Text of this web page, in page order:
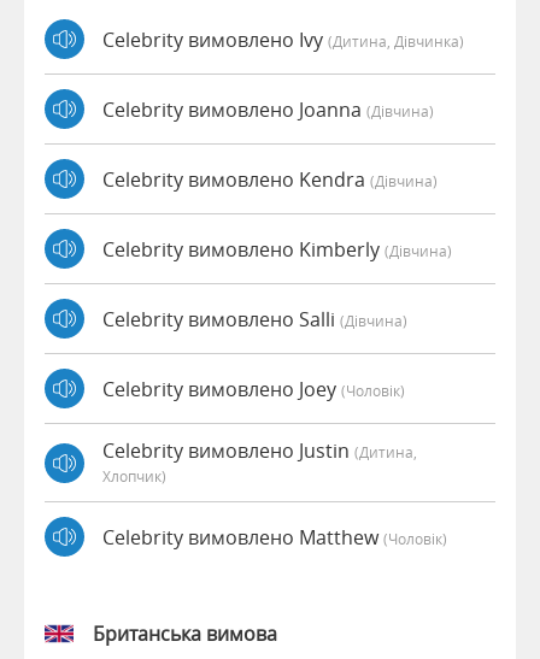
Celebrity вимовлено Ivy (дитина, Дівчинка)
Celebrity вимовлено Joanna (дівчина)
Celebrity вимовлено Kendra (дівчина)
Celebrity вимовлено Kimberly (дівчина)
Celebrity вимовлено Salli (дівчина)
Celebrity вимовлено Joey (чоловік)
Celebrity вимовлено Justin (дитина,
Хлопчик)
Celebrity вимовлено Matthew(чоловік)
Британська вимова